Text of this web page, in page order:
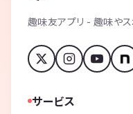
趣味友アプリ - 趣味やス
サービス